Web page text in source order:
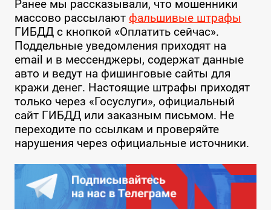
Ранее мы рассказывали, что мошенники
массово рассылают фальшивые штрафы
ГИБДД с кнопкой «Оплатить сейчас».
Поддельные уведомления приходят на
email и в мессенджеры, содержат данные
авто и ведут на фишинговые сайты для
кражи денег. Настоящие штрафы приходят
только через «Госуслуги», официальный
сайт ГИБДД или заказным письмом. Не
переходите по ссылкам и проверяйте
нарушения через официальные источники.